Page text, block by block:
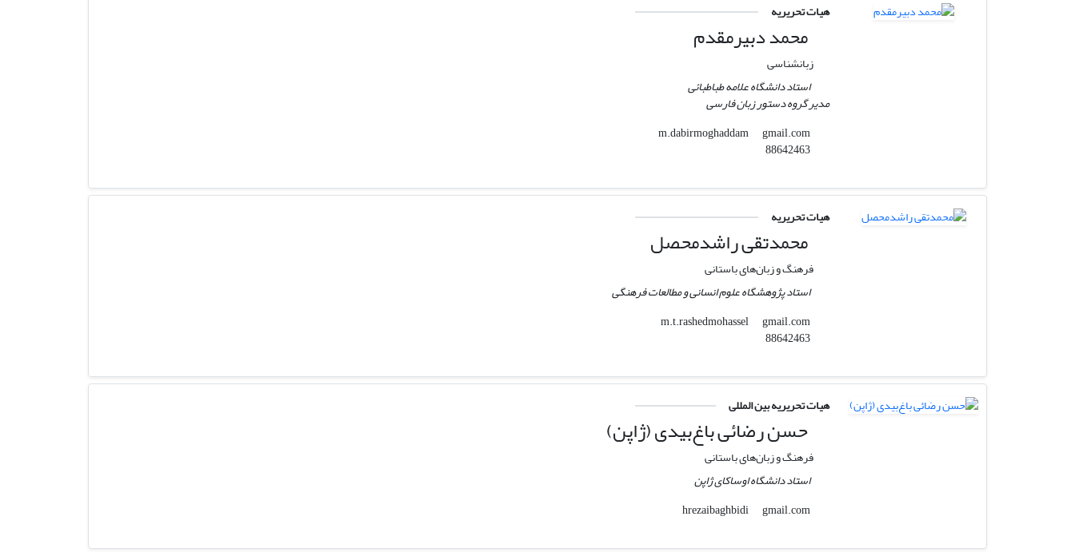
هیات تحریریه
محمد دبیرمقدم
زبانشناسی
استاد دانشگاه علامه طباطبائی
مدیر گروه دستور زبان فارسی
gmail.com
هیات تحریریه
محمدتقی راشدمحصل
فرهنگ و زبان‌های باستانی
استاد پژوهشگاه علوم انسانی و مطالعات فرهنگی
gmail.com
هیات تحریریه بین المللی
حسن رضائی باغ‌بیدی (ژاپن)
فرهنگ و زبان‌های باستانی
استاد دانشگاه اوساکای ژاپن
gmail.com